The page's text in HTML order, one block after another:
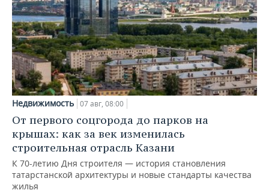
Недвижимость 07 авг, 08:00
От первого соцгорода до парков на
крышах: как за век изменилась
строительная отрасль Казани
К 70-летию Дня строителя — история становления
татарстанской архитектуры и новые стандарты качества
жилья